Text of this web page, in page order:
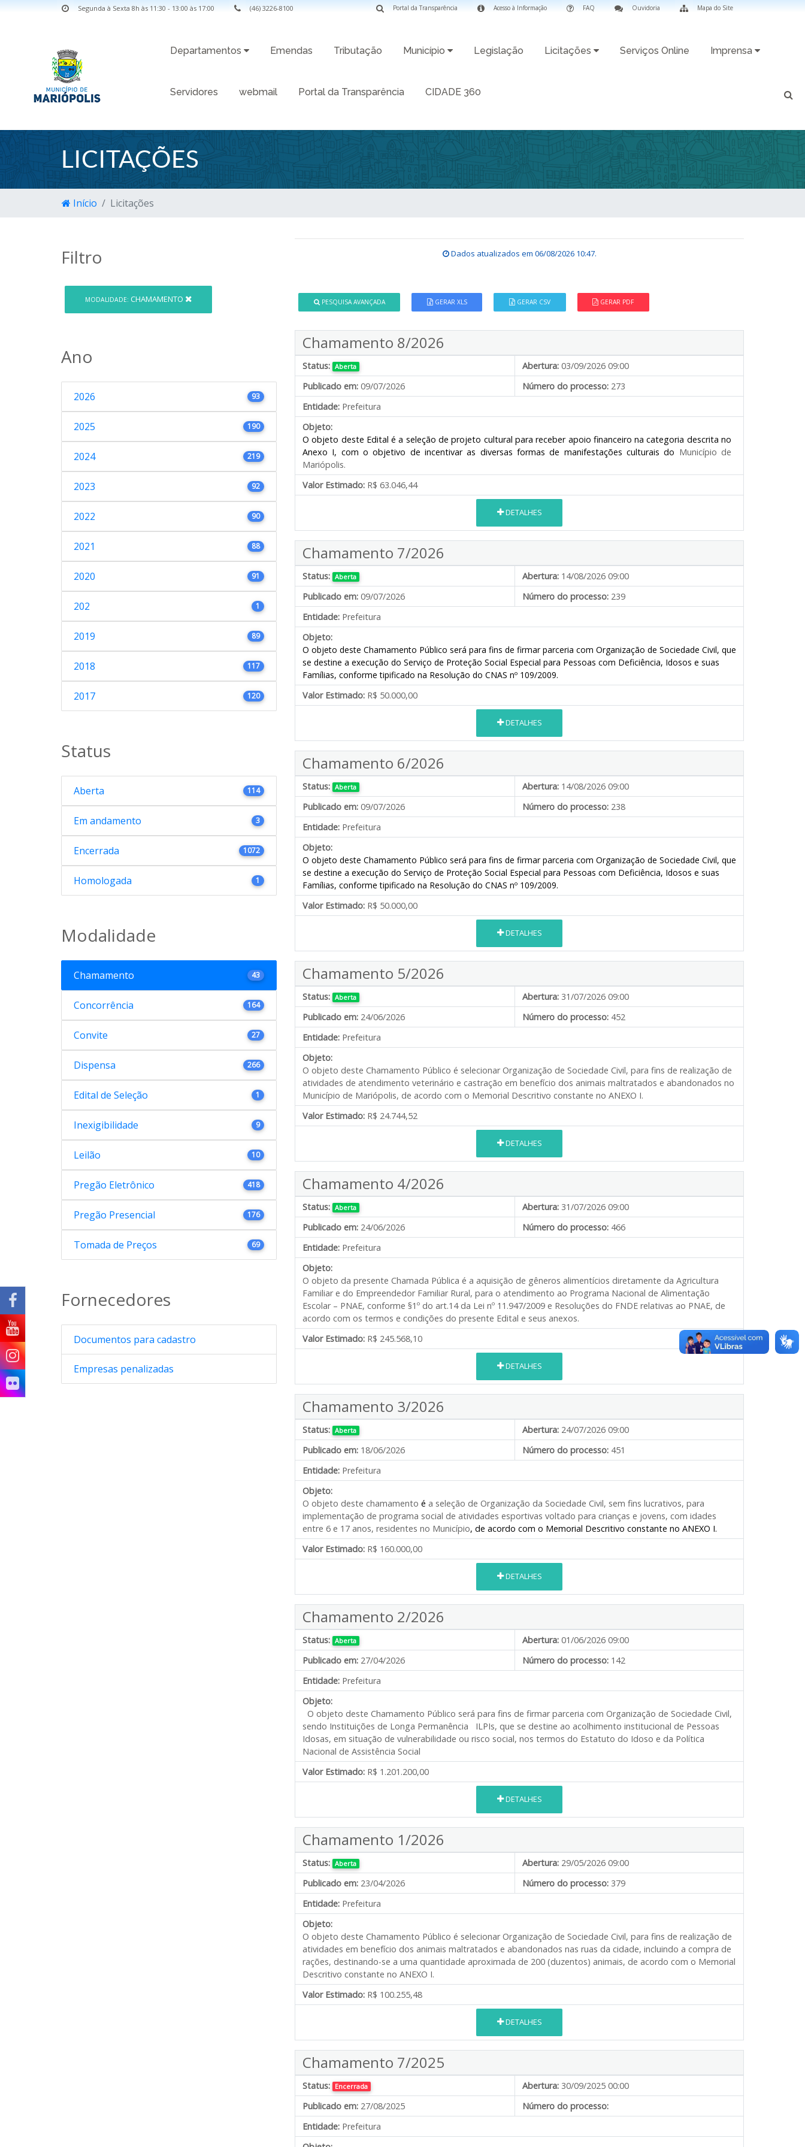
Segunda à Sexta 8h às 11:30 - 13:00 às 17:00 (46) 3226-8100 Mapa do Site
Ouvidoria
FAQ
Acesso à Informação
Portal da Transparência
Departamentos Emendas Tributação Município Legislação Licitações Serviços Online Imprensa
Servidores webmail Portal da Transparência CIDADE 360
LICITAÇÕES
Início Licitações
Filtro
MODALIDADE: CHAMAMENTO
Ano
2026 93
2025 190
2024 219
2023 92
2022 90
2021 88
2020 91
202 1
2019 89
2018 117
2017 120
Status
Aberta 114
Em andamento 3
Encerrada 1072
Homologada 1
Modalidade
Chamamento 43
Concorrência 164
Convite 27
Dispensa 266
Edital de Seleção 1
Inexigibilidade 9
Leilão 10
Pregão Eletrônico 418
Pregão Presencial 176
Tomada de Preços 69
Fornecedores
Documentos para cadastro
Empresas penalizadas
Dados atualizados em 06/08/2026 10:47.
PESQUISA AVANÇADA GERAR XLS GERAR CSV GERAR PDF
Chamamento 8/2026
Status: Aberta Abertura: 03/09/2026 09:00
Publicado em: 09/07/2026 Número do processo: 273
Entidade: Prefeitura
Objeto:
O objeto deste Edital é a seleção de projeto cultural para receber apoio financeiro na categoria descrita no
Anexo I, com o objetivo de incentivar as diversas formas de manifestações culturais do Município de
Mariópolis.
Valor Estimado: R$ 63.046,44
DETALHES
Chamamento 7/2026
Status: Aberta Abertura: 14/08/2026 09:00
Publicado em: 09/07/2026 Número do processo: 239
Entidade: Prefeitura
Objeto:
O objeto deste Chamamento Público será para fins de firmar parceria com Organização de Sociedade Civil, que
se destine a execução do Serviço de Proteção Social Especial para Pessoas com Deficiência, Idosos e suas
Famílias, conforme tipificado na Resolução do CNAS nº 109/2009.
Valor Estimado: R$ 50.000,00
DETALHES
Chamamento 6/2026
Status: Aberta Abertura: 14/08/2026 09:00
Publicado em: 09/07/2026 Número do processo: 238
Entidade: Prefeitura
Objeto:
O objeto deste Chamamento Público será para fins de firmar parceria com Organização de Sociedade Civil, que
se destine a execução do Serviço de Proteção Social Especial para Pessoas com Deficiência, Idosos e suas
Famílias, conforme tipificado na Resolução do CNAS nº 109/2009.
Valor Estimado: R$ 50.000,00
DETALHES
Chamamento 5/2026
Status: Aberta Abertura: 31/07/2026 09:00
Publicado em: 24/06/2026 Número do processo: 452
Entidade: Prefeitura
Objeto:
O objeto deste Chamamento Público é selecionar Organização de Sociedade Civil, para fins de realização de
atividades de atendimento veterinário e castração em benefício dos animais maltratados e abandonados no
Município de Mariópolis, de acordo com o Memorial Descritivo constante no ANEXO I.
Valor Estimado: R$ 24.744,52
DETALHES
Chamamento 4/2026
Status: Aberta Abertura: 31/07/2026 09:00
Publicado em: 24/06/2026 Número do processo: 466
Entidade: Prefeitura
Objeto:
O objeto da presente Chamada Pública é a aquisição de gêneros alimentícios diretamente da Agricultura
Familiar e do Empreendedor Familiar Rural, para o atendimento ao Programa Nacional de Alimentação
Escolar – PNAE, conforme §1º do art.14 da Lei nº 11.947/2009 e Resoluções do FNDE relativas ao PNAE, de
acordo com os termos e condições do presente Edital e seus anexos.
Valor Estimado: R$ 245.568,10
DETALHES
Chamamento 3/2026
Status: Aberta Abertura: 24/07/2026 09:00
Publicado em: 18/06/2026 Número do processo: 451
Entidade: Prefeitura
Objeto:
O objeto deste chamamento é a seleção de Organização da Sociedade Civil, sem fins lucrativos, para
implementação de programa social de atividades esportivas voltado para crianças e jovens, com idades
entre 6 e 17 anos, residentes no Município, de acordo com o Memorial Descritivo constante no ANEXO I.
Valor Estimado: R$ 160.000,00
DETALHES
Chamamento 2/2026
Status: Aberta Abertura: 01/06/2026 09:00
Publicado em: 27/04/2026 Número do processo: 142
Entidade: Prefeitura
Objeto:
O objeto deste Chamamento Público será para fins de firmar parceria com Organização de Sociedade Civil,
sendo Instituições de Longa Permanência ILPIs, que se destine ao acolhimento institucional de Pessoas
Idosas, em situação de vulnerabilidade ou risco social, nos termos do Estatuto do Idoso e da Política
Nacional de Assistência Social
Valor Estimado: R$ 1.201.200,00
DETALHES
Chamamento 1/2026
Status: Aberta Abertura: 29/05/2026 09:00
Publicado em: 23/04/2026 Número do processo: 379
Entidade: Prefeitura
Objeto:
O objeto deste Chamamento Público é selecionar Organização de Sociedade Civil, para fins de realização de
atividades em benefício dos animais maltratados e abandonados nas ruas da cidade, incluindo a compra de
rações, destinando-se a uma quantidade aproximada de 200 (duzentos) animais, de acordo com o Memorial
Descritivo constante no ANEXO I.
Valor Estimado: R$ 100.255,48
DETALHES
Chamamento 7/2025
Status: Encerrada Abertura: 30/09/2025 00:00
Publicado em: 27/08/2025
Número do processo:
Entidade: Prefeitura